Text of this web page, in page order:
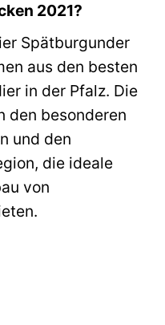
2021?
Spätburgunder
aus den besten
in der Pfalz. Die
den besonderen
und den
die ideale
von